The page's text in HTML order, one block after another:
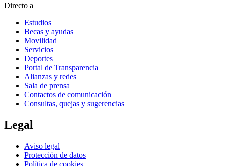
Directo a
Estudios
Becas y ayudas
Movilidad
Servicios
Deportes
Portal de Transparencia
Alianzas y redes
Sala de prensa
Contactos de comunicación
Consultas, quejas y sugerencias
Legal
Aviso legal
Protección de datos
Política de cookies